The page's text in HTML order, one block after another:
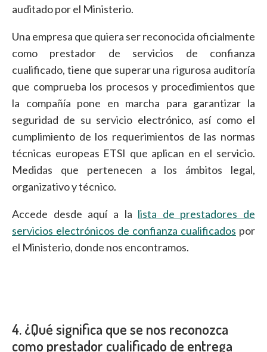
auditado por el Ministerio.
Una empresa que quiera ser reconocida oficialmente
como prestador de servicios de confianza
cualificado, tiene que superar una rigurosa auditoría
que comprueba los procesos y procedimientos que
la compañía pone en marcha para garantizar la
seguridad de su servicio electrónico, así como el
cumplimiento de los requerimientos de las normas
técnicas europeas ETSI que aplican en el servicio.
Medidas que pertenecen a los ámbitos legal,
organizativo y técnico.
Accede desde aquí a la lista de prestadores de
servicios electrónicos de confianza cualificados por
el Ministerio, donde nos encontramos.
4. ¿Qué significa que se nos reconozca
como prestador cualificado de entrega